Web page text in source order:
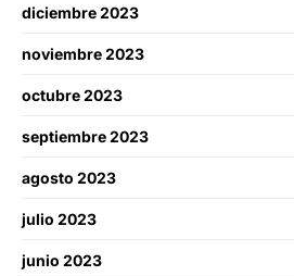
diciembre 2023
noviembre 2023
octubre 2023
septiembre 2023
agosto 2023
julio 2023
junio 2023